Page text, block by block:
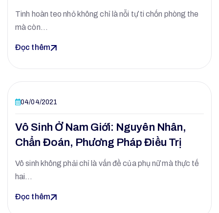
Tinh hoàn teo nhỏ không chỉ là nỗi tự ti chốn phòng the
mà còn…
Đọc thêm
04/04/2021
Vô Sinh Ở Nam Giới: Nguyên Nhân,
Chẩn Đoán, Phương Pháp Điều Trị
Vô sinh không phải chỉ là vấn đề của phụ nữ mà thực tế
hai…
Đọc thêm